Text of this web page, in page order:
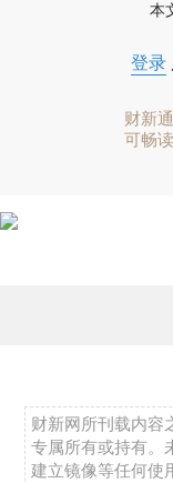
本
登录
财新
可畅
财新网所刊载内容
专属所有或持有。
建立镜像等任何使